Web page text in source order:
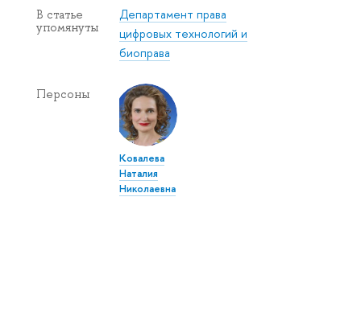
В статье
упомянуты
Департамент права
цифровых технологий и
биоправа
Персоны
Ковалева
Наталия
Николаевна